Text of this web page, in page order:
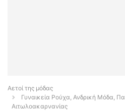
Αετοί της μόδας
Γυναικεία Ρούχα, Ανδρική Μόδα,
Αιτωλοακαρνανίας